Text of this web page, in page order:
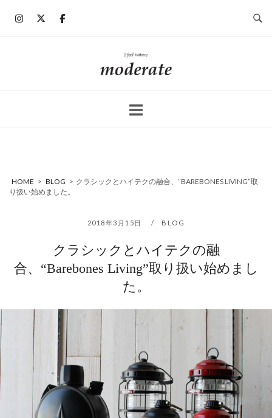
ホ
ー
HOME > BLOG > クラシックとハイテクの融合、“BAREBONES LIVING”取
り扱い始めました。
2018年3月15日 BLOG
クラシックとハイテクの融
合、“Barebones Living”取り扱い始めまし
た。